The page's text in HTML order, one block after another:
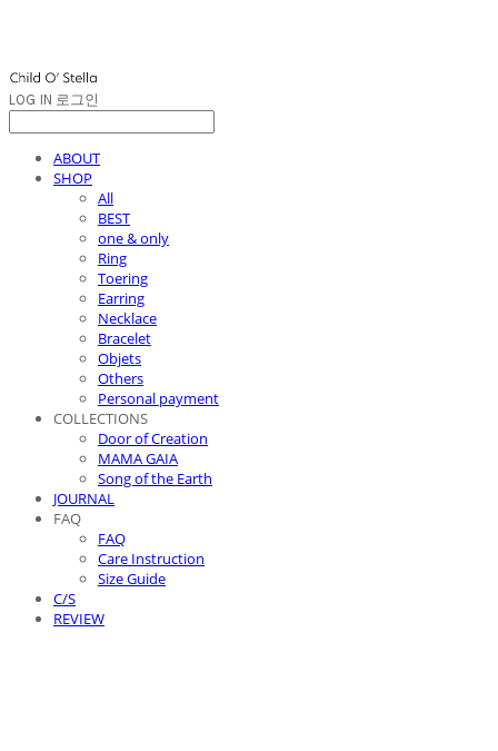
LOG IN 로그인
ABOUT
SHOP
All
BEST
one & only
Ring
Toering
Earring
Necklace
Bracelet
Objets
Others
Personal payment
COLLECTIONS
Door of Creation
MAMA GAIA
Song of the Earth
JOURNAL
FAQ
FAQ
Care Instruction
Size Guide
C/S
REVIEW